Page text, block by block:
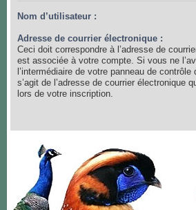
Nom d’utilisateur :
Adresse de courrier électronique :
Ceci doit correspondre à l’adresse de
est associée à votre compte. Si vous ne
l’intermédiaire de votre panneau de contrôle
s’agit de l’adresse de courrier électronique
lors de votre inscription.